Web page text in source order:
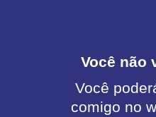
Você não
Você
comigo no